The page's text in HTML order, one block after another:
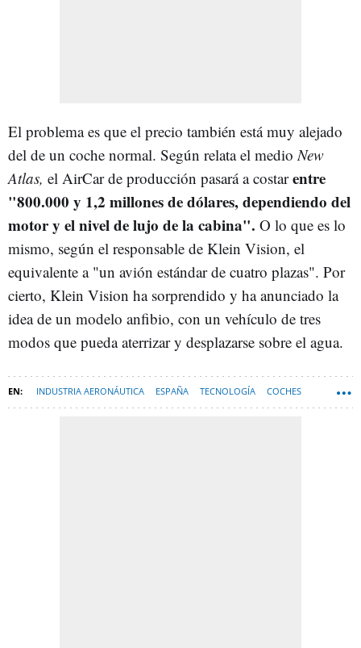
El problema es que el precio también está muy alejado
del de un coche normal. Según relata el medio New
Atlas, el AirCar de producción pasará a costarentre
"800.000 y 1,2 millones de dólares, dependiendo del
motor y el nivel de lujo de la cabina". O lo que es lo
mismo, según el responsable de Klein Vision, el
equivalente a "un avión estándar de cuatro plazas". Por
cierto, Klein Vision ha sorprendido y ha anunciado la
idea de un modelo anfibio, con un vehículo de tres
modos que pueda aterrizar y desplazarse sobre el agua.
INDUSTRIA AERONÁUTICA ESPAÑA TECNOLOGÍA COCHES